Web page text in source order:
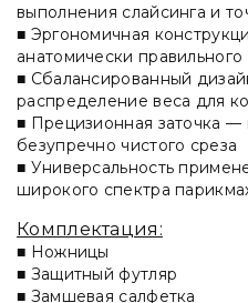
выполнения слайсинга и
■ Эргономичная
анатомически правильного
■ Сбалансированный
распределение веса для
■ Прецизионная заточка —
безупречно чистого среза
■ Универсальность
широкого спектра
Комплектация:
■ Ножницы
■ Защитный футляр
■ Замшевая салфетка